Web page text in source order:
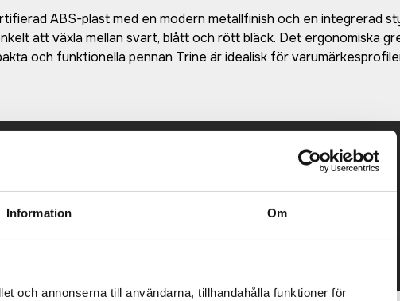
Information Om
och annonserna till användarna, tillhandahålla funktioner för
ABS-plast med en modern metallfinish och en integrerad
att växla mellan svart, blått och rött bläck. Det ergonomiska
och funktionella pennan Trine är idealisk för
på produkt och pris över mailen.
att bara ställa frågor!